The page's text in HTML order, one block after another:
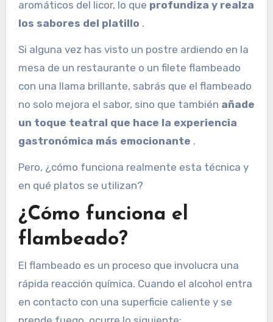
aromáticos del licor, lo que profundiza y realza
los sabores del platillo .
Si alguna vez has visto un postre ardiendo en la
mesa de un restaurante o un filete flambeado
con una llama brillante, sabrás que el flambeado
no solo mejora el sabor, sino que también añade
un toque teatral que hace la experiencia
gastronómica más emocionante .
Pero, ¿cómo funciona realmente esta técnica y
en qué platos se utilizan?
¿Cómo funciona el
flambeado?
El flambeado es un proceso que involucra una
rápida reacción química. Cuando el alcohol entra
en contacto con una superficie caliente y se